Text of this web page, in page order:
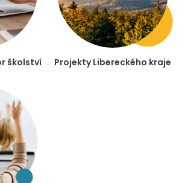
školství Projekty Libereckého kraje